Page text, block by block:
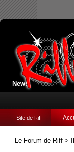
News:
Site de Riff
Le Forum de Riff >